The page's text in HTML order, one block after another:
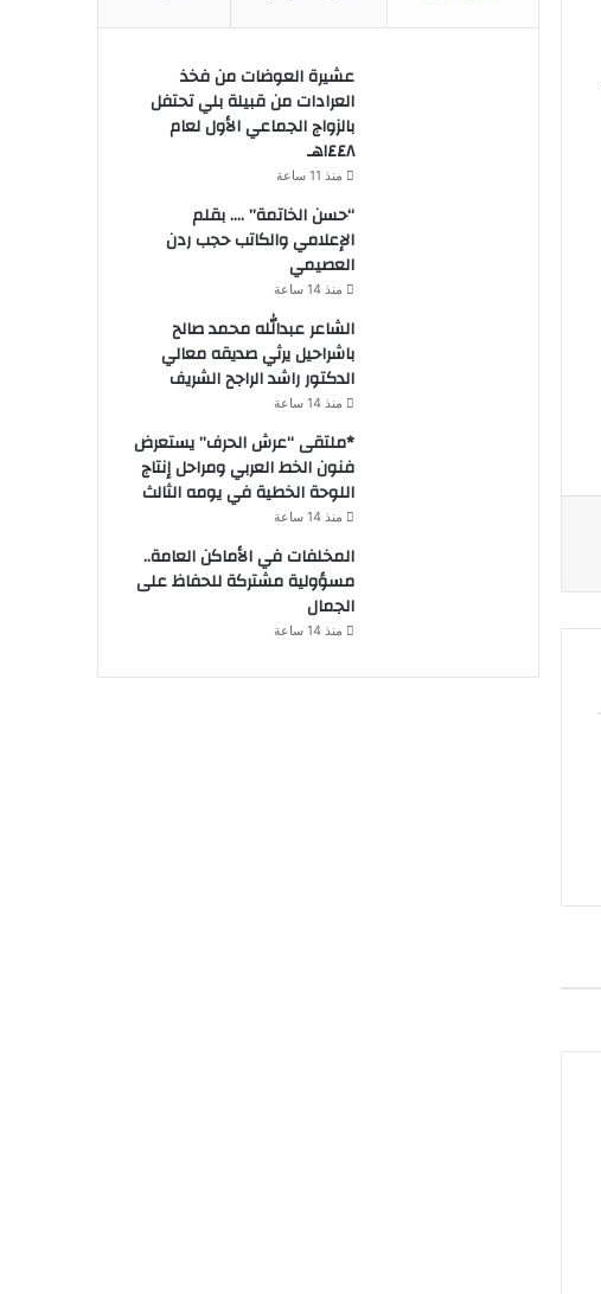
عشيرة العوضات من فخذ
العرادات من قبيلة بلي تحتفل
بالزواج الجماعي الأول لعام
١٤٤٨هـ
منذ 11 ساعة
“حسن الخاتمة” …. بقلم
الإعلامي والكاتب حجب ردن
العصيمي
منذ 14 ساعة
الشاعر عبدالله محمد صالح
باشراحيل يرثي صديقه معالي
الدكتور راشد الراجح الشريف
منذ 14 ساعة
*ملتقى “عرش الحرف” يستعرض
فنون الخط العربي ومراحل إنتاج
اللوحة الخطية في يومه الثالث
منذ 14 ساعة
المخلفات في الأماكن العامة..
مسؤولية مشتركة للحفاظ على
الجمال
منذ 14 ساعة